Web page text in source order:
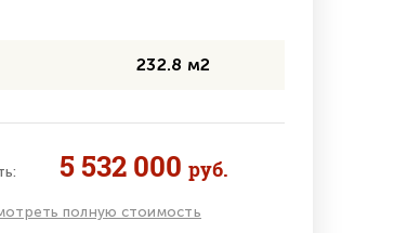
232.8 м2
5 532 000руб.
полную стоимость